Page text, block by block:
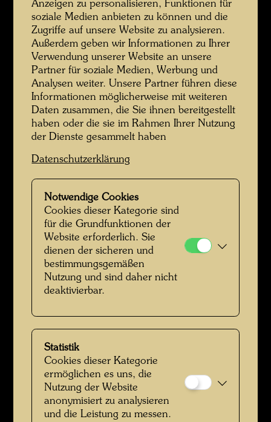
Elsa Stowasser
Elsa Stowasser
Elsa Stowasser
Anzeigen zu personalisieren, Funktionen für
soziale Medien anbieten zu können und die
Zugriffe auf unsere Website zu analysieren.
Außerdem geben wir Informationen zu Ihrer
Verwendung unserer Website an unsere
Partner für soziale Medien, Werbung und
Analysen weiter. Unsere Partner führen diese
Informationen möglicherweise mit weiteren
Daten zusammen, die Sie ihnen bereitgestellt
haben oder die sie im Rahmen Ihrer Nutzung
der Dienste gesammelt haben
Datenschutzerklärung
Notwendige Cookies
Cookies dieser Kategorie sind
für die Grundfunktionen der
Website erforderlich. Sie
dienen der sicheren und
bestimmungsgemäßen
Nutzung und sind daher nicht
deaktivierbar.
Statistik
Cookies dieser Kategorie
ermöglichen es uns, die
Nutzung der Website
anonymisiert zu analysieren
und die Leistung zu messen.